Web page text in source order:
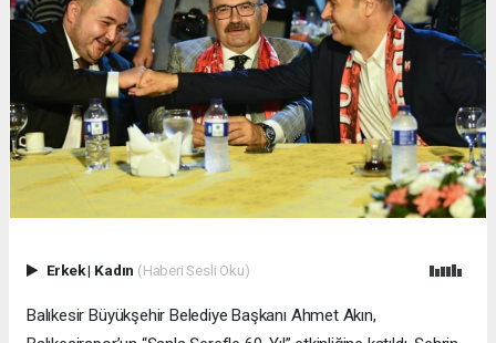
Erkek| Kadın (Haberi Sesli Oku)
Balıkesir Büyükşehir Belediye Başkanı Ahmet Akın,